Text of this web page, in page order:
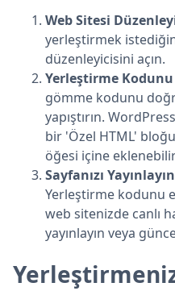
Web Sitesi
yerleştirmek
düzenleyicisini açın.
Yerleştirme
gömme kodunu
yapıştırın.
bir 'Özel HTML'
öğesi içine
Sayfanızı
Yerleştirme kodunu
web sitenizde canlı
yayınlayın veya